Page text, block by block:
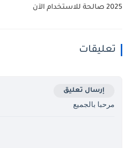
2025 صالحة للاستخدام الآن
تعليقات
إرسال تعليق
مرحبا بالجميع